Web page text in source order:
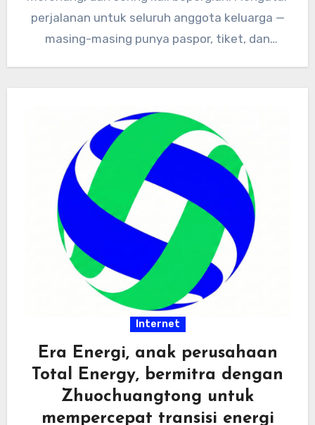
perjalanan untuk seluruh anggota keluarga —
masing-masing punya paspor, tiket, dan
Internet
Era Energi, anak perusahaan
Total Energy, bermitra dengan
Zhuochuangtong untuk
mempercepat transisi energi